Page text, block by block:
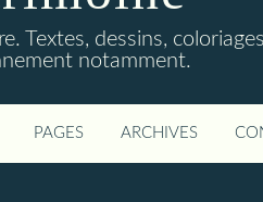
Textes, dessins,
notamment.
PAGES ARCHIVES